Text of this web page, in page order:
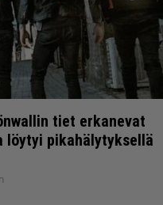
tiet erkanevat
löytyi pikahälytyksellä